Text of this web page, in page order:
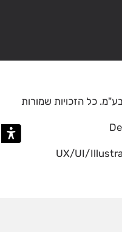
כל הזכויות שמורות
UX/UI/